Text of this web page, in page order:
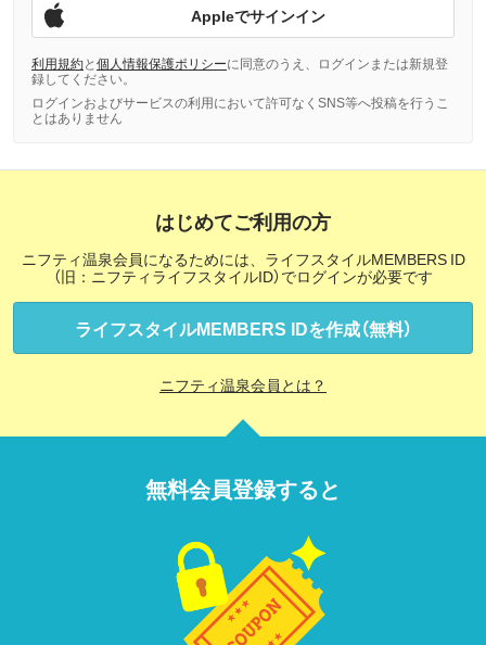
Appleでサインイン
利用規約と個人情報保護ポリシーに同意のうえ、ログインまたは新規登
録してください。
ログインおよびサービスの利用において許可なくSNS等へ投稿を行うこ
とはありません
はじめてご利用の方
ニフティ温泉会員になるためには、ライフスタイルMEMBERS ID
（旧：ニフティライフスタイルID）でログインが必要です
ライフスタイルMEMBERS IDを作成（無料）
ニフティ温泉会員とは？
無料会員登録すると